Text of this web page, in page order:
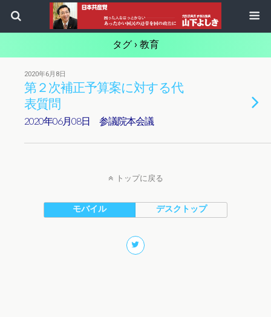
タグ › 教育
2020年6月8日
第２次補正予算案に対する代
表質問
2020年06月08日 参議院本会議
トップに戻る
モバイル デスクトップ